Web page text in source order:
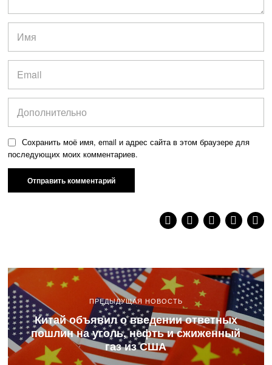
Сохранить моё имя, email и адрес сайта в этом браузере для
последующих моих комментариев.
ПРЕДЫДУЩАЯ НОВОСТЬ
Китай объявил о введении ответных
пошлин на уголь, нефть и сжиженный
газ из США